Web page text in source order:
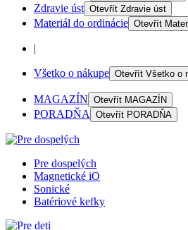
Zdravie úst Otevřít Zdravie úst
Materiál do ordinácie Otevřít
|
Všetko o nákupe Otevřít Všetko o
MAGAZÍN Otevřít MAGAZÍN
PORADŇA Otevřít PORADŇA
Pre dospelých
Magnetické iO
Sonické
Batériové kefky